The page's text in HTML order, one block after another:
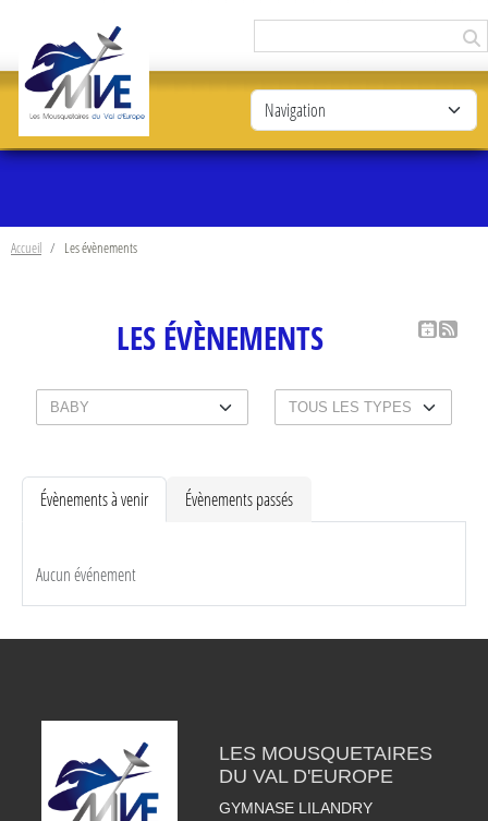
Accueil Les évènements
LES ÉVÈNEMENTS
Évènements à venir Évènements passés
Aucun événement
LES MOUSQUETAIRES
DU VAL D'EUROPE
GYMNASE LILANDRY